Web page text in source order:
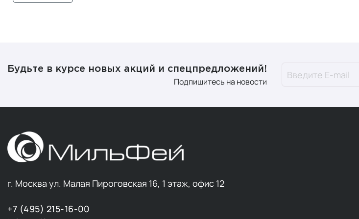
Будьте в курсе новых акций и спецпредложений!
Подпишитесь на новости
г. Москва ул. Малая Пироговская 16, 1 этаж, офис 12
+7 (495) 215-16-00